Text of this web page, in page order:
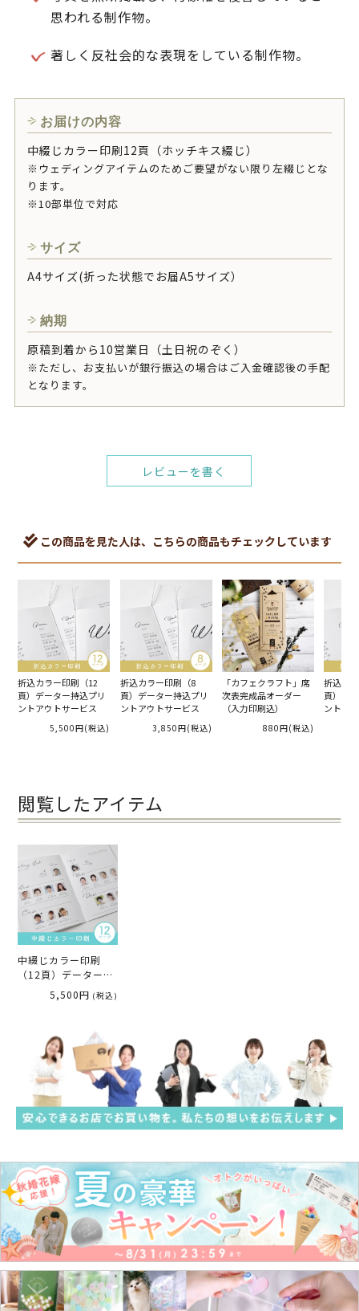
思われる制作物。
著しく反社会的な表現をしている制作物。
お届けの内容
中綴じカラー印刷12頁（ホッチキス綴じ）
※ウェディングアイテムのためご要望がない限り左綴じとな
ります。
※10部単位で対応
サイズ
A4サイズ(折った状態でお届A5サイズ）
納期
原稿到着から10営業日（土日祝のぞく）
※ただし、お支払いが銀行振込の場合はご入金確認後の手配
となります。
レビューを書く
この商品を見た人は、こちらの商品もチェックしています
折込カラー印刷（12
頁）データー持込プリ
ントアウトサービス
5,500円(税込)
折込カラー印刷（8
頁）データー持込プリ
ントアウトサービス
3,850円(税込)
「カフェクラフト」席
次表完成品オーダー
（入力印刷込）
880円(税込)
折込カ
頁）デ
ントア
閲覧したアイテム
中綴じカラー印刷
（12頁）データー持
込プリントアウトサ
5,500円 (税込)